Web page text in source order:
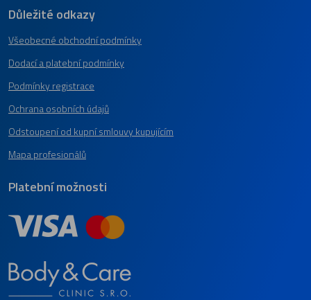
Důležité odkazy
Všeobecné obchodní podmínky
Dodací a platební podmínky
Podmínky registrace
Ochrana osobních údajů
Odstoupení od kupní smlouvy kupujícím
Mapa profesionálů
Platební možnosti